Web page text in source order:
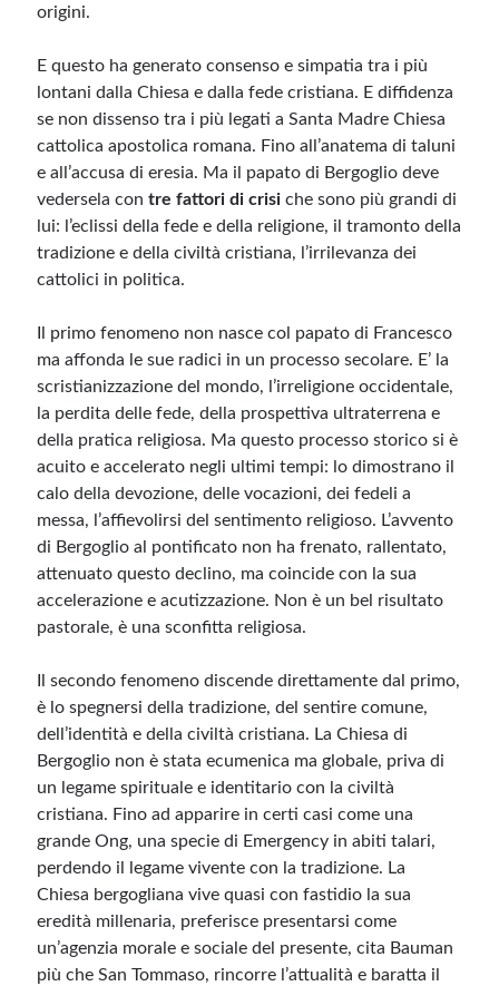
origini.
E questo ha generato consenso e simpatia tra i più
lontani dalla Chiesa e dalla fede cristiana. E diffidenza
se non dissenso tra i più legati a Santa Madre Chiesa
cattolica apostolica romana. Fino all’anatema di taluni
e all’accusa di eresia. Ma il papato di Bergoglio deve
vedersela con tre fattori di crisi che sono più grandi di
lui: l’eclissi della fede e della religione, il tramonto della
tradizione e della civiltà cristiana, l’irrilevanza dei
cattolici in politica.
Il primo fenomeno non nasce col papato di Francesco
ma affonda le sue radici in un processo secolare. E’ la
scristianizzazione del mondo, l’irreligione occidentale,
la perdita delle fede, della prospettiva ultraterrena e
della pratica religiosa. Ma questo processo storico si è
acuito e accelerato negli ultimi tempi: lo dimostrano il
calo della devozione, delle vocazioni, dei fedeli a
messa, l’affievolirsi del sentimento religioso. L’avvento
di Bergoglio al pontificato non ha frenato, rallentato,
attenuato questo declino, ma coincide con la sua
accelerazione e acutizzazione. Non è un bel risultato
pastorale, è una sconfitta religiosa.
Il secondo fenomeno discende direttamente dal primo,
è lo spegnersi della tradizione, del sentire comune,
dell’identità e della civiltà cristiana. La Chiesa di
Bergoglio non è stata ecumenica ma globale, priva di
un legame spirituale e identitario con la civiltà
cristiana. Fino ad apparire in certi casi come una
grande Ong, una specie di Emergency in abiti talari,
perdendo il legame vivente con la tradizione. La
Chiesa bergogliana vive quasi con fastidio la sua
eredità millenaria, preferisce presentarsi come
un’agenzia morale e sociale del presente, cita Bauman
più che San Tommaso, rincorre l’attualità e baratta il